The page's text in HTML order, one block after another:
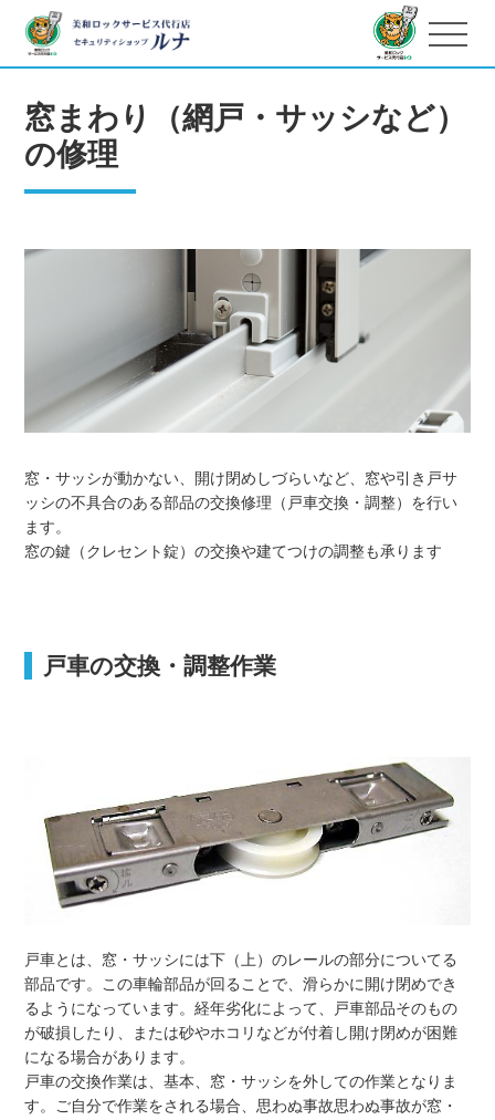
窓まわり（網戸・サッシなど）
の修理
窓・サッシが動かない、開け閉めしづらいなど、窓や引き戸サ
ッシの不具合のある部品の交換修理（戸車交換・調整）を行い
ます。
窓の鍵（クレセント錠）の交換や建てつけの調整も承ります
戸車の交換・調整作業
戸車とは、窓・サッシには下（上）のレールの部分についてる
部品です。この車輪部品が回ることで、滑らかに開け閉めでき
るようになっています。経年劣化によって、戸車部品そのもの
が破損したり、または砂やホコリなどが付着し開け閉めが困難
になる場合があります。
戸車の交換作業は、基本、窓・サッシを外しての作業となりま
す。ご自分で作業をされる場合、思わぬ事故思わぬ事故が窓・